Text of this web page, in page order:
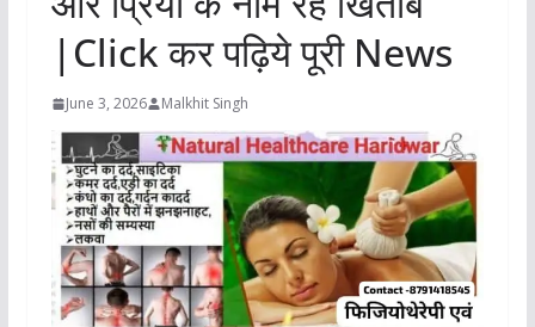
|Click कर पढ़िये पूरी News
June 3, 2026 Malkhit Singh